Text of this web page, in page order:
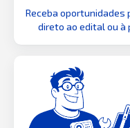
Receba oportunidades
direto ao edital ou à